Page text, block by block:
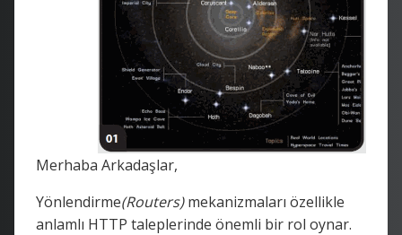
Merhaba Arkadaşlar,
Yönlendirme(Routers)mekanizmaları özellikle
anlamlı HTTP taleplerinde önemli bir rol oynar.